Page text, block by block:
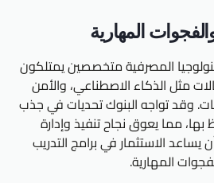
المصرفية متخصصين يمتلكون
مثل الذكاء الاصطناعي، والأمن
وقد تواجه البنوك تحديات في جذب
مما يعوق نجاح تنفيذ وإدارة
يساعد الاستثمار في برامج التدريب
المهارية.